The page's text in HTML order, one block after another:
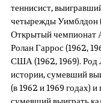
теннисист,
четырежды Уимблдон
Открытый чемпионат
Ролан Гаррос (1962,
США (1962, 1969). Род
истории, сумевший
(в 1962 и 1969 годах)
сумевший выиграть